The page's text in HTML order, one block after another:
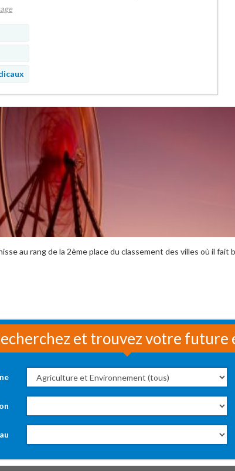
au rang de la 2ème place du classement des villes où il
et trouvez votre future